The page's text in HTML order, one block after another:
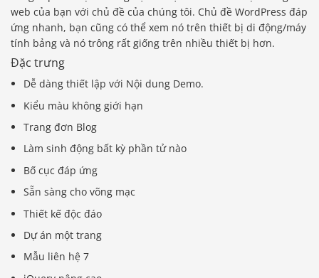
web của bạn với chủ đề của chúng tôi. Chủ đề WordPress đáp
ứng nhanh, bạn cũng có thể xem nó trên thiết bị di động/máy
tính bảng và nó trông rất giống trên nhiều thiết bị hơn.
Đặc trưng
Dễ dàng thiết lập với Nội dung Demo.
Kiểu màu không giới hạn
Trang đơn Blog
Làm sinh động bất kỳ phần tử nào
Bố cục đáp ứng
Sẵn sàng cho võng mạc
Thiết kế độc đáo
Dự án một trang
Mẫu liên hệ 7